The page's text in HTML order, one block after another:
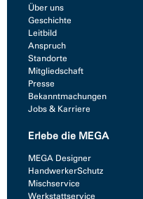
Über uns
Geschichte
Leitbild
Anspruch
Standorte
Mitgliedschaft
Presse
Bekanntmachungen
Jobs & Karriere
Erlebe die MEGA
MEGA Designer
HandwerkerSchutz
Mischservice
Werkstattservice